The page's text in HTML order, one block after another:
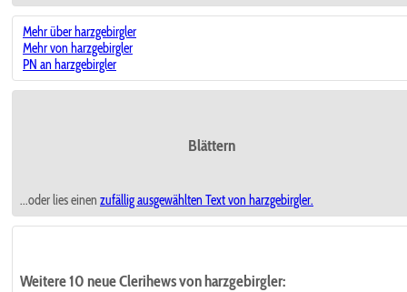
Mehr über harzgebirgler
Mehr von harzgebirgler
PN an harzgebirgler
Blättern
...oder lies einen zufällig ausgewählten Text von harzgebirgler.
Weitere 10 neue Clerihews von harzgebirgler: